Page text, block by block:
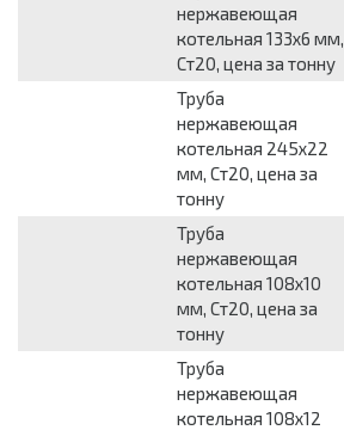
нержавеющая
котельная 133х6 мм,
Ст20, цена за тонну
Труба
нержавеющая
котельная 245х22
мм, Ст20, цена за
тонну
Труба
нержавеющая
котельная 108х10
мм, Ст20, цена за
тонну
Труба
нержавеющая
котельная 108х12